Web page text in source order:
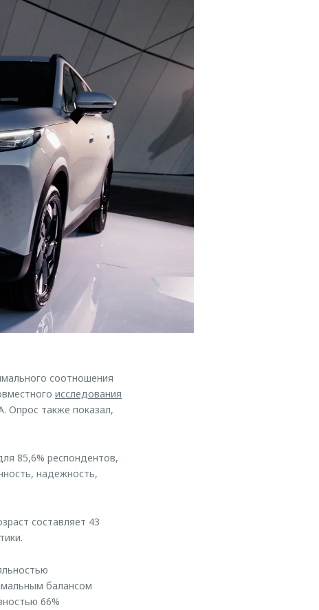
соотношения
исследования
Опрос также показал,
85,6% респондентов,
надежность,
составляет 43
балансом
66%